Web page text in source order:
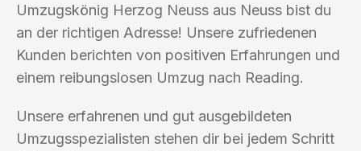
Umzugskönig Herzog Neuss aus Neuss bist du
an der richtigen Adresse! Unsere zufriedenen
Kunden berichten von positiven Erfahrungen und
einem reibungslosen Umzug nach Reading.
Unsere erfahrenen und gut ausgebildeten
Umzugsspezialisten stehen dir bei jedem Schritt